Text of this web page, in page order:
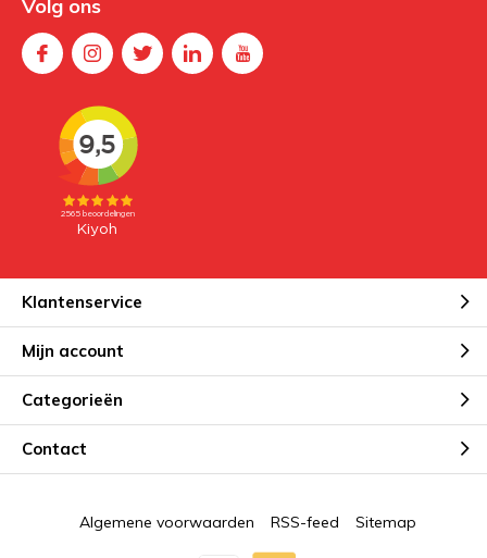
Volg ons
Klantenservice
Mijn account
Categorieën
Contact
Algemene voorwaarden RSS-feed Sitemap